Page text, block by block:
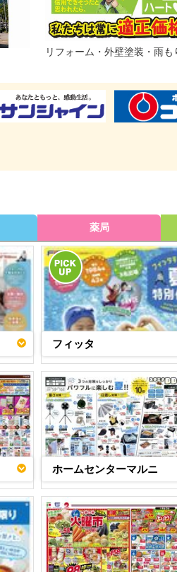
リフォーム・外壁塗装・雨
薬局
フィッタ
ホームセンターマルニ